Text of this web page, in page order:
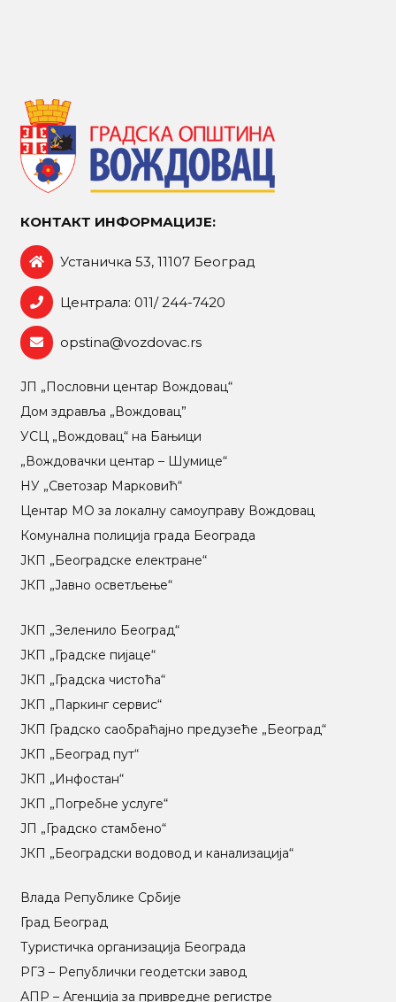
КОНТАКТ ИНФОРМАЦИЈЕ:
Устаничка 53, 11107 Београд
Централа: 011/ 244-7420
opstina@vozdovac.rs
ЈП „Пословни центар Вождовац“
Дом здравља „Вождовац”
УСЦ „Вождовац“ на Бањици
„Вождовачки центар – Шумице“
НУ „Светозар Марковић“
Центар МO за локалну самоуправу Вождовац
Комунална полиција града Београда
ЈКП „Београдске електране“
ЈКП „Јавно осветљење“
ЈКП „Зеленило Београд“
ЈКП „Градске пијаце“
ЈКП „Градска чистоћа“
ЈКП „Паркинг сервис“
ЈКП Градско саобраћајно предузеће „Београд“
ЈКП „Београд пут“
ЈКП „Инфостан“
ЈКП „Погребне услуге“
ЈП „Градско стамбено“
ЈКП „Београдски водовод и канализација“
Влада Републике Србије
Град Београд
Туристичка организација Београда
РГЗ – Републички геодетски завод
АПР – Агенција за привредне регистре